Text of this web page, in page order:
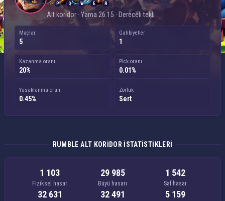
P Q W E R
Alt koridor · Yama 26.15 · Dereceli tekli
Maçlar
5
Galibiyetler
1
Kazanma oranı
20%
Pick oranı
0.01%
Yasaklanma oranı
0.45%
Zorluk
Sert
RUMBLE ALT KORIDOR ISTATISTIKLERI
1 103
Fiziksel hasar
29 985
Büyü hasarı
1 542
Saf hasar
32 631 32 491 5 159